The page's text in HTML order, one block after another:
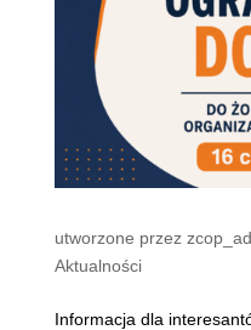
utworzone przez
Aktualności
Informacja dla